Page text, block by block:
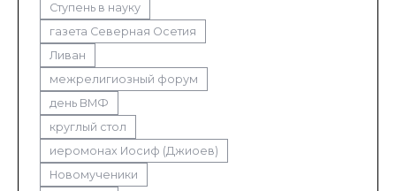
Ступень в науку
газета Северная Осетия
Ливан
межрелигиозный форум
день ВМФ
круглый стол
иеромонах Иосиф (Джиоев)
Новомученики